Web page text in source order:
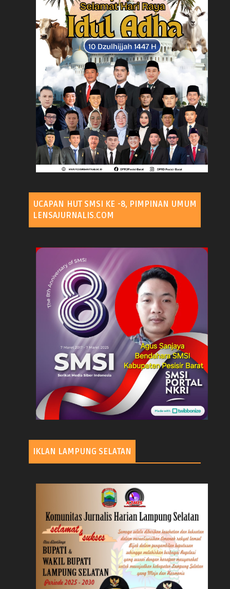
UCAPAN HUT SMSI KE -8, PIMPINAN UMUM
LENSAJURNALIS.COM
IKLAN LAMPUNG SELATAN